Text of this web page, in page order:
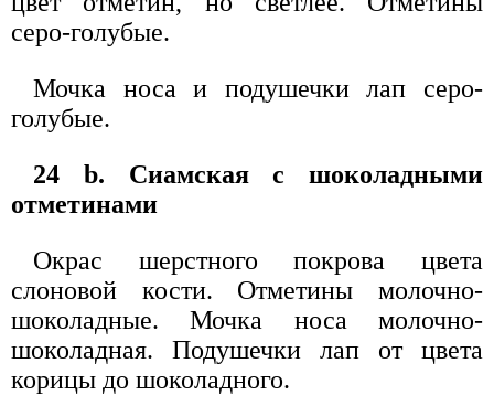
серо-голубые.
Мочка носа и подушечки лап серо-
голубые.
24 b. Сиамская с шоколадными
отметинами
Окрас шерстного покрова цвета
слоновой кости. Отметины молочно-
шоколадные. Мочка носа молочно-
шоколадная. Подушечки лап от цвета
корицы до шоколадного.